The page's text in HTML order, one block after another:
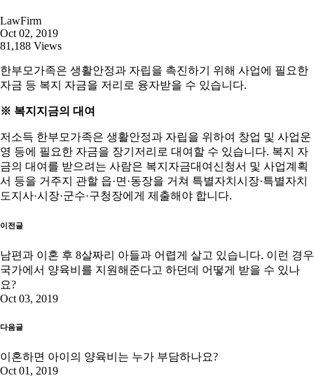
LawFirm
Oct 02, 2019
81,188 Views
한부모가족은 생활안정과 자립을 촉진하기 위해 사업에 필요한
자금 등 복지 자금을 저리로 융자받을 수 있습니다.
※ 복지지금의 대여
저소득 한부모가족은 생활안정과 자립을 위하여 창업 및 사업운
영 등에 필요한 자금을 장기저리로 대여할 수 있습니다. 복지 자
금의 대여를 받으려는 사람은 복지자금대여신청서 및 사업계획
서 등을 거주지 관할 읍·면·동장을 거쳐 특별자치시장·특별자치
도지사·시장·군수·구청장에게 제출해야 합니다.
이전글
남편과 이혼 후 8살짜리 아들과 어렵게 살고 있습니다. 이런 경우
국가에서 양육비를 지원해준다고 하던데 어떻게 받을 수 있나
요?
Oct 03, 2019
다음글
이혼하면 아이의 양육비는 누가 부담하나요?
Oct 01, 2019